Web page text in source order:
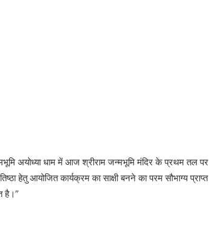
अयोध्या धाम में आज श्रीराम जन्मभूमि मंदिर के प्रथम तल पर
हेतु आयोजित कार्यक्रम का साक्षी बनने का परम सौभाग्य प्राप्त
है।”